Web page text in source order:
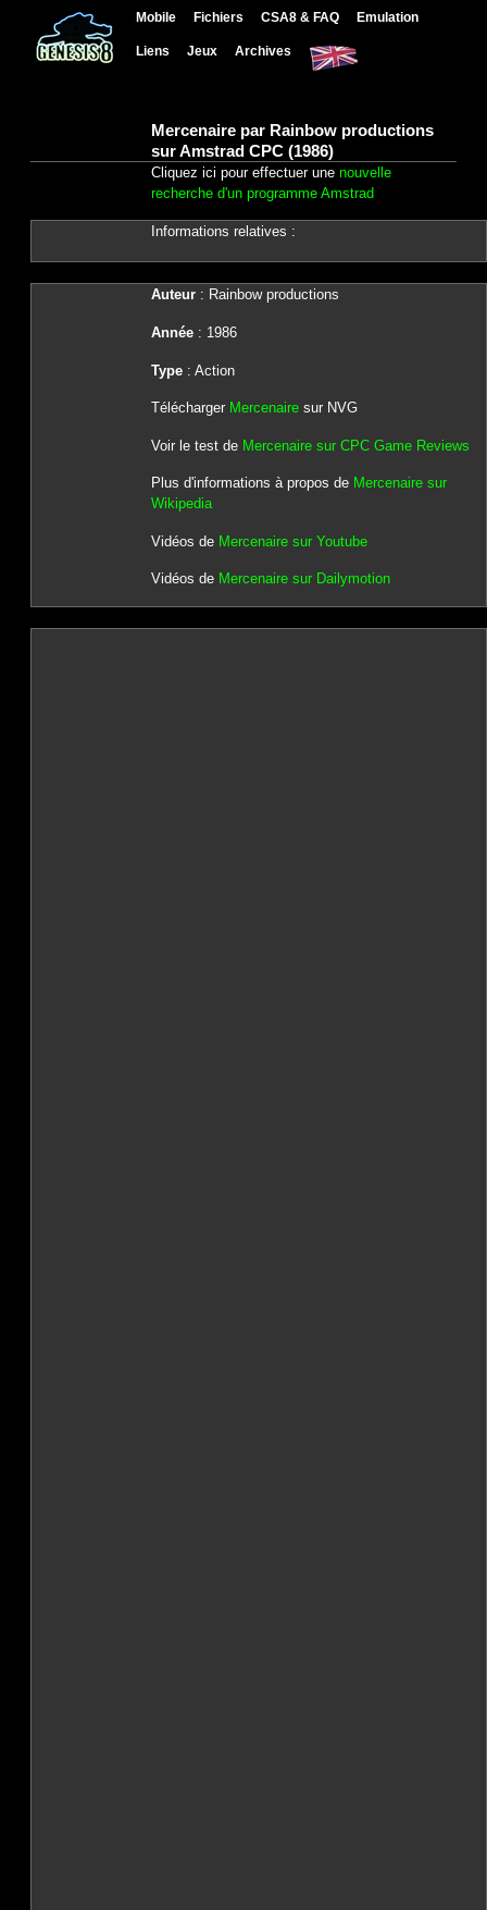
Mobile Fichiers CSA8 & FAQ Emulation
Liens Jeux Archives
Mercenaire par Rainbow productions
sur Amstrad CPC (1986)
Cliquez ici pour effectuer une nouvelle
recherche d'un programme Amstrad
Informations relatives :
Auteur: Rainbow productions
Année: 1986
Type: Action
Télécharger Mercenairesur NVG
Voir le test de Mercenaire sur CPC Game Reviews
Plus d'informations à propos de Mercenaire sur
Wikipedia
Vidéos de Mercenaire sur Youtube
Vidéos de Mercenaire sur Dailymotion